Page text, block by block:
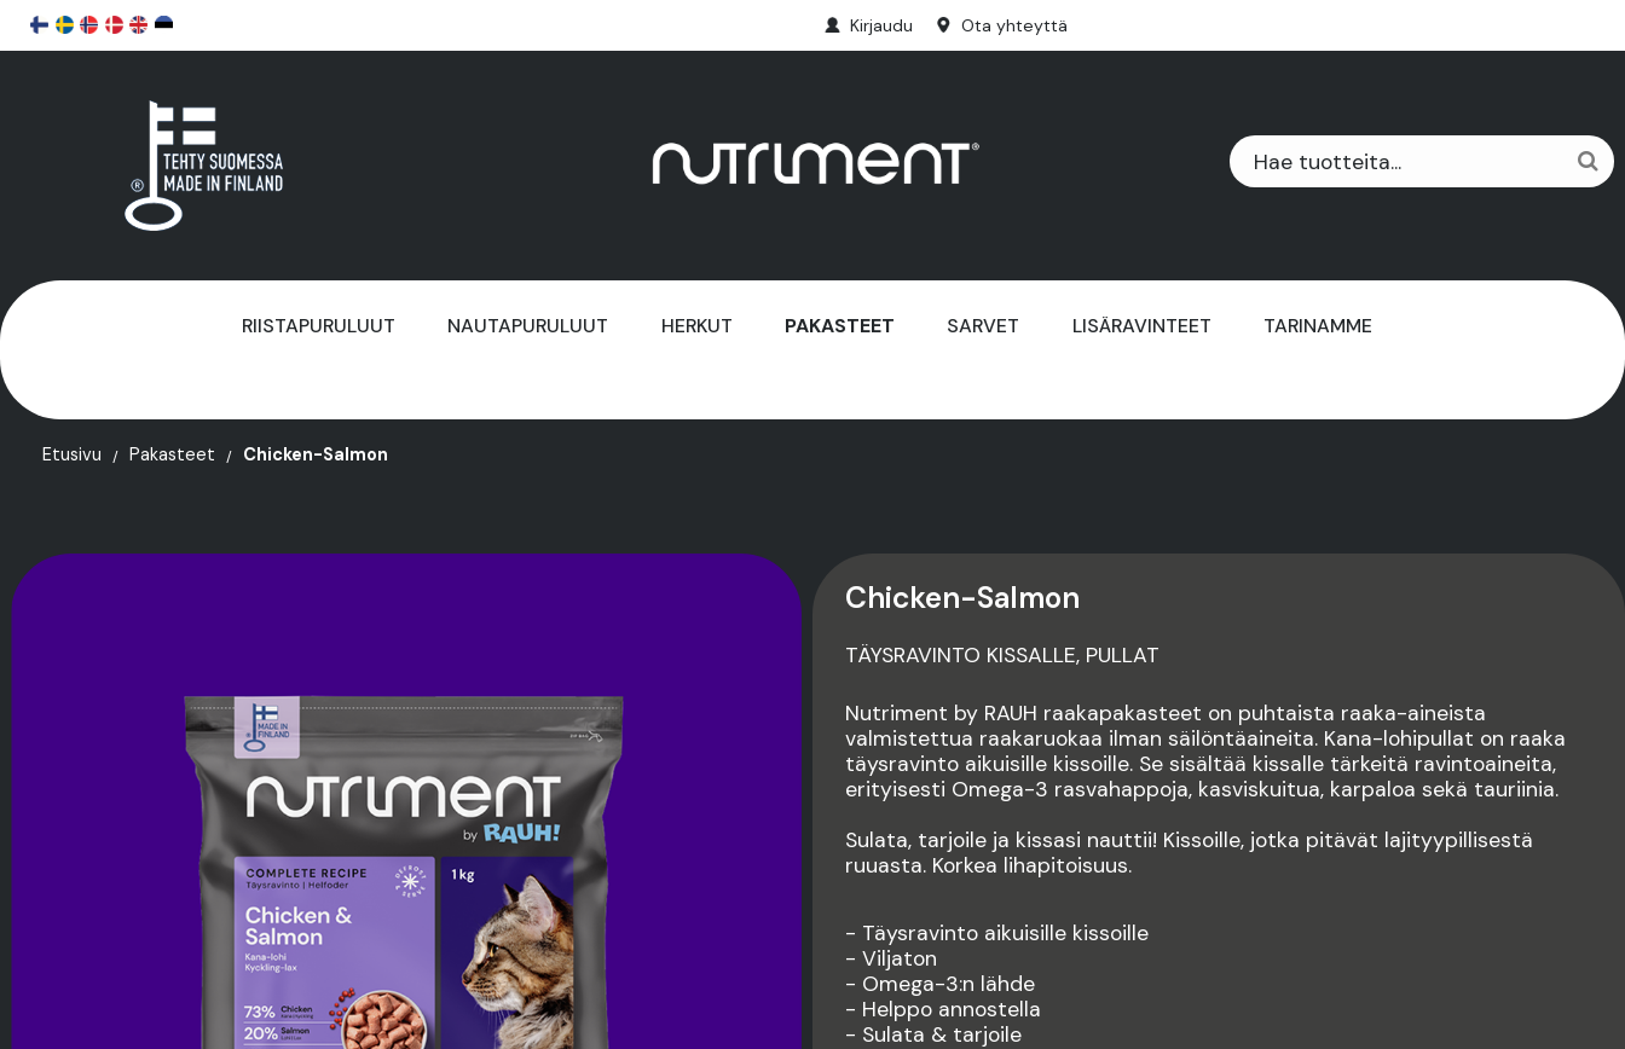
Kirjaudu Ota yhteyttä
RIISTAPURULUUT NAUTAPURULUUT HERKUT PAKASTEET SARVET LISÄRAVINTEET TARINAMME
Etusivu Pakasteet Chicken-Salmon
Chicken-Salmon
TÄYSRAVINTO KISSALLE, PULLAT
Nutriment by RAUH raakapakasteet on puhtaista raaka-aineista
valmistettua raakaruokaa ilman säilöntäaineita. Kana-lohipullat on raaka
täysravinto aikuisille kissoille. Se sisältää kissalle tärkeitä ravintoaineita,
erityisesti Omega-3 rasvahappoja, kasviskuitua, karpaloa sekä tauriinia.
Sulata, tarjoile ja kissasi nauttii! Kissoille, jotka pitävät lajityypillisestä
ruuasta. Korkea lihapitoisuus.
- Täysravinto aikuisille kissoille
- Viljaton
- Omega-3:n lähde
- Helppo annostella
- Sulata & tarjoile